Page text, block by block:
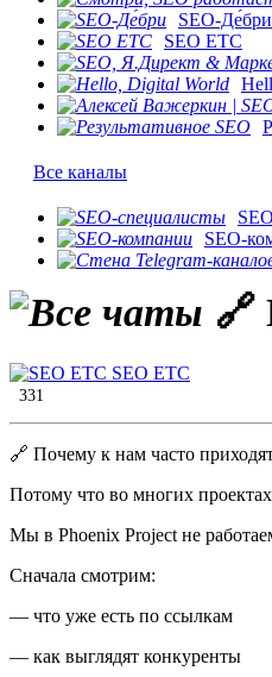
SEO-Де́бри
SEO ETC
Все каналы
SEO-
🔗
SEO ETC
331
🔗 Почему к нам часто
Потому что во многих
Мы в Phoenix Project не
Сначала смотрим:
— что уже есть по ссылкам
— как выглядят конкуренты